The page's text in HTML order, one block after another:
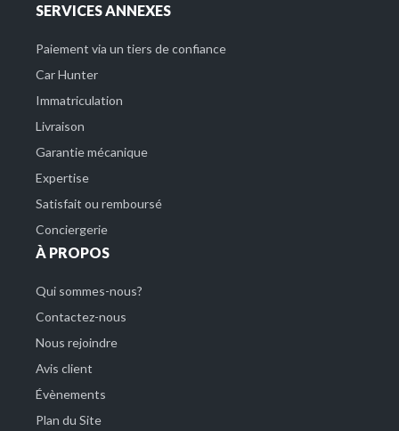
SERVICES ANNEXES
Paiement via un tiers de confiance
Car Hunter
Immatriculation
Livraison
Garantie mécanique
Expertise
Satisfait ou remboursé
Conciergerie
À PROPOS
Qui sommes-nous?
Contactez-nous
Nous rejoindre
Avis client
Évènements
Plan du Site